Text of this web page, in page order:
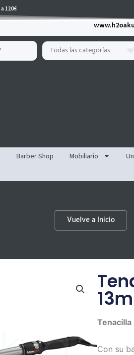
120€
Todas las categorías
Barber Shop Mobiliario
Vuelve a Inicio
Con su